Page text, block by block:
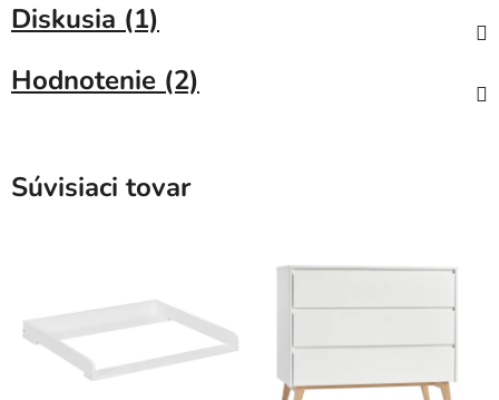
Diskusia (1)
Hodnotenie (2)
Súvisiaci tovar